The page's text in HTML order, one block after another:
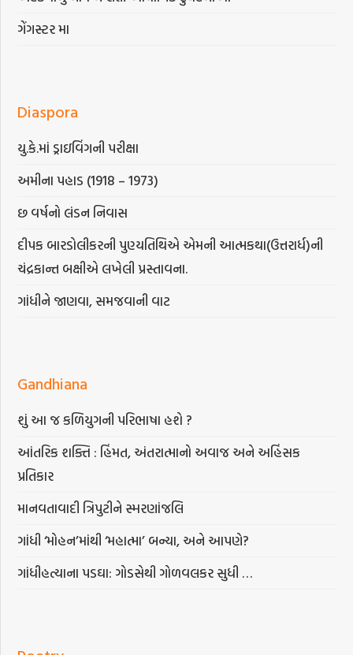
ગેંગસ્ટર મા
Diaspora
યુ.કે.માં ડ્રાઇવિંગની પરીક્ષા
અમીના પહાડ (1918 – 1973)
છ વર્ષનો લંડન નિવાસ
દીપક બારડોલીકરની પુણ્યતિથિએ એમની આત્મકથા(ઉત્તરાર્ધ)ની
ચંદ્રકાન્ત બક્ષીએ લખેલી પ્રસ્તાવના.
ગાંધીને જાણવા, સમજવાની વાટ
Gandhiana
શું આ જ કળિયુગની પરિભાષા હશે ?
આંતરિક શક્તિ : હિંમત, અંતરાત્માનો અવાજ અને અહિંસક
પ્રતિકાર
માનવતાવાદી ત્રિપુટીને સ્મરણાંજલિ
ગાંધી ‘મોહન’માંથી ‘મહાત્મા’ બન્યા, અને આપણે?
ગાંધીહત્યાના પડઘા: ગોડસેથી ગોળવલકર સુધી …